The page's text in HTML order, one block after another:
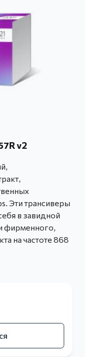
v2
Эти трансиверы
в завидной
фирменного,
на частоте 868